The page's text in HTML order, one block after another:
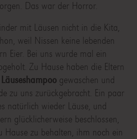
Das war der Horror.
mit Läusen nicht in die Kita,
weil Nissen keine lebenden
Eier. Bei uns wurde mal ein
Zu Hause haben die Eltern
Läuseshampoogewaschen und
zu uns zurückgebracht. Ein paar
natürlich wieder Läuse, und
glücklicherweise beschlossen,
Hause zu behalten, ihm noch ein